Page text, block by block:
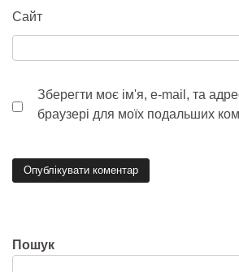
Сайт
Зберегти моє ім'я, e-mail, та
браузері для моїх подальших
Пошук